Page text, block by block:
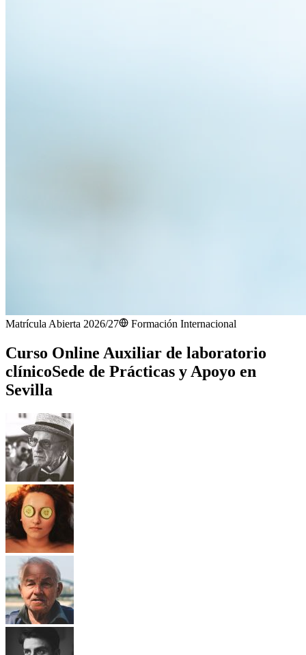
Matrícula Abierta 2026/27 Formación Internacional
Curso Online Auxiliar de laboratorio
clínicoSede de Prácticas y Apoyo en
Sevilla